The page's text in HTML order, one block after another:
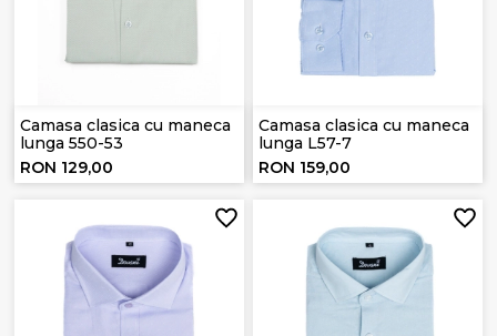
Camasa clasica cu maneca
lunga 550-53
RON 129,00
Camasa clasica cu maneca
lunga L57-7
RON 159,00